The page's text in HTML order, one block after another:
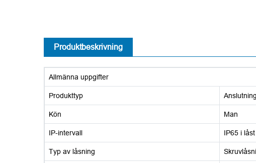
Produktbeskrivning
Allmänna uppgifter
Produkttyp
Kön Man
IP-intervall IP65 i
Typ av låsning